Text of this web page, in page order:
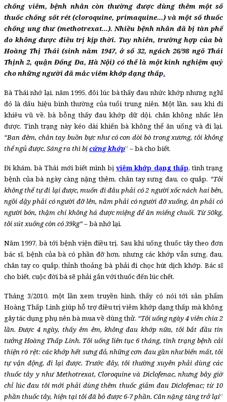
chống viêm, bệnh nhân còn thường được dùng thêm một số
thuốc chống sốt rét (cloroquine, primaquine...) và một số thuốc
chống ung thư (methotrexat...). Nhiều bệnh nhân đã bị tàn phế
do không được điều trị kịp thời. Tuy nhiên, trường hợp của bà
Hoàng Thị Thái (sinh năm 1947, ở số 32, ngách 26/98 ngõ Thái
Thịnh 2, quận Đống Đa, Hà Nội) có thể là một kinh nghiệm quý
cho những người đã mắc viêm khớp dạng thấp.
Bà Thái nhớ lại, năm 1995, đôi lúc bà thấy đau nhức khớp nhưng nghĩ
đó là dấu hiệu bình thường của tuổi trung niên. Một lần, sau khi đi
khiêu vũ về, bà bỗng thấy đau khớp dữ dội, chân không nhấc lên
được. Tình trạng này kéo dài khiến bà không thể ăn uống và đi lại.
“Ban đêm, chân tay buồn bực như có con dòi bò trong xương, tôi không
thể ngủ được. Sáng ra thì bịcứng khớp” – bà cho biết.
Đi khám, bà Thái mới biết mình bịviêm khớp dạng thấp, tình trạng
bệnh của bà ngày càng nặng thêm, chân tay sưng đau, co quắp. “Tôi
không thể tự đi lại được, muốn đi đâu phải có 2 người xốc nách hai bên,
ngồi dậy phải có người đỡ lên, nằm phải có người đỡ xuống, ăn phải có
người bón, thậm chí không há được miệng để ăn miếng chuối. Từ 50kg,
tôi sút xuống còn có 39kg”– bà nhớ lại.
Năm 1997, bà tới bệnh viện điều trị. Sau khi uống thuốc tây theo đơn
bác sĩ, bệnh của bà có phần đỡ hơn, nhưng các khớp vẫn sưng, đau,
chân tay co quắp, thỉnh thoảng bà phải đi chọc hút dịch khớp. Bác sĩ
cho biết, cuộc đời bà sẽ phải gắn với thuốc đến lúc chết.
Tháng 3/2010, một lần xem truyền hình, thấy có nói tới sản phẩm
Hoàng Thấp Linh giúp hỗ trợ điều trị viêm khớp dạng thấp mà không
gây tác dụng phụ nên bà mua về dùng thử. “Tôi uống ngày 4 viên chia 2
lần. Được 4 ngày, thấy êm êm, không đau khớp nữa, tôi bắt đầu tin
tưởng Hoàng Thấp Linh. Tôi uống liên tục 6 tháng, tình trạng bệnh cải
thiện rõ rệt: các khớp hết sưng đỏ, những cơn đau gần như biến mất, tôi
tự vận động, đi lại được. Trước đây, tôi thường xuyên phải dùng các
thuốc tây y như Methotrexat, Cloroquine và Diclofenac, nhưng bây giờ
chỉ lúc đau tôi mới phải dùng thêm thuốc giảm đau Diclofenac; từ 10
phần thuốc tây, hiện tại tôi đã bỏ được 6-7 phần. Cân nặng tăng trở lại”